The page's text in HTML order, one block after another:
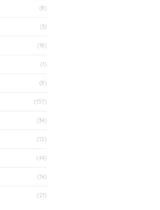
(8)
(3)
(18)
(1)
(8)
(157)
(34)
(12)
(44)
(16)
(21)